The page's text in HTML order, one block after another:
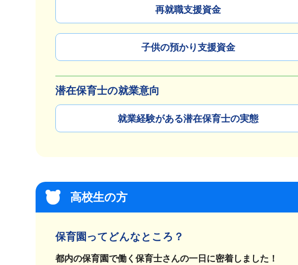
再就職支援資金
子供の預かり支援資金
潜在保育士の就業意向
就業経験がある潜在保育士の実態
高校生の方
保育園ってどんなところ？
都内の保育園で働く保育士さんの一日に密着しました！